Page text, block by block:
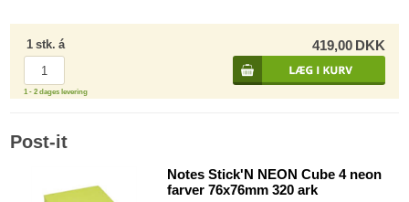
1 stk. á 419,00 DKK
1 - 2 dages levering
Post-it
Notes Stick'N NEON Cube 4 neon
farver 76x76mm 320 ark